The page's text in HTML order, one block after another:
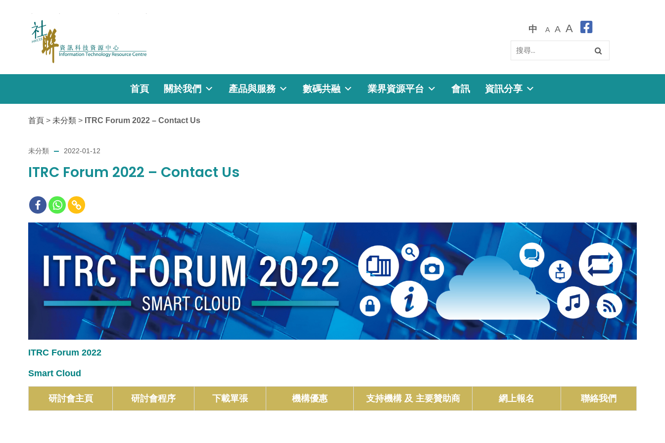
中 A A A
首頁 關於我們 產品與服務 數碼共融 業界資源平台 會訊 資訊分享
首頁 > 未分類 > ITRC Forum 2022 – Contact Us
未分類 2022-01-12
ITRC Forum 2022 – Contact Us
ITRC Forum 2022
Smart Cloud
研討會主頁 研討會程序 下載單張 機構優惠 支持機構 及 主要贊助商 網上報名 聯絡我們